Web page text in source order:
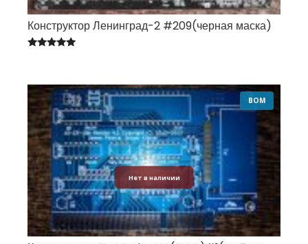
Конструктор Ленинград-2 #209(черная маска)
BOM
Нет в наличии